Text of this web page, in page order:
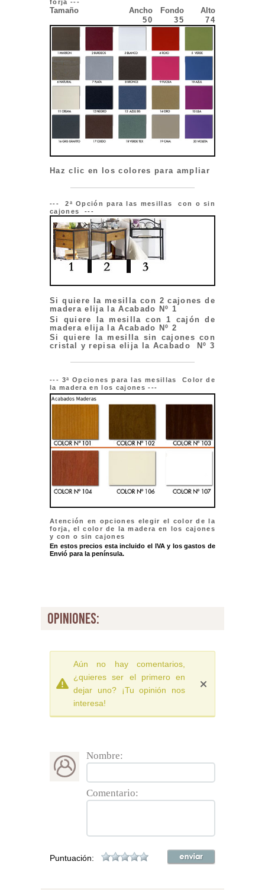
forja ---
Tamaño Ancho Fondo
Alto
50
35 74
Haz clic en los colores para ampliar
--- 2ª Opción para las mesillas con o sin
cajones ---
Si quiere la mesilla con 2 cajones de
madera elija la Acabado Nº 1
Si quiere la mesilla con 1 cajón de
madera elija la Acabado Nº 2
Si quiere la mesilla sin cajones con
cristal y repisa elija la Acabado Nº 3
--- 3ª Opciones para las mesillas Color de
la madera en los cajones ---
Atención en opciones elegir el color de la
forja, el color de la madera en los cajones
y con o sin cajones
En estos precios esta incluido el IVA y los gastos de
Envió para la península.
opiniones:
Aún no hay comentarios,
¿quieres ser el primero en
dejar uno? ¡Tu opinión nos
interesa!
Nombre:
Comentario:
Puntuación: